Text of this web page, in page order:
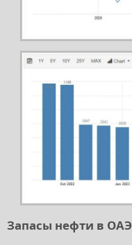
Запасы нефти в ОАЭ